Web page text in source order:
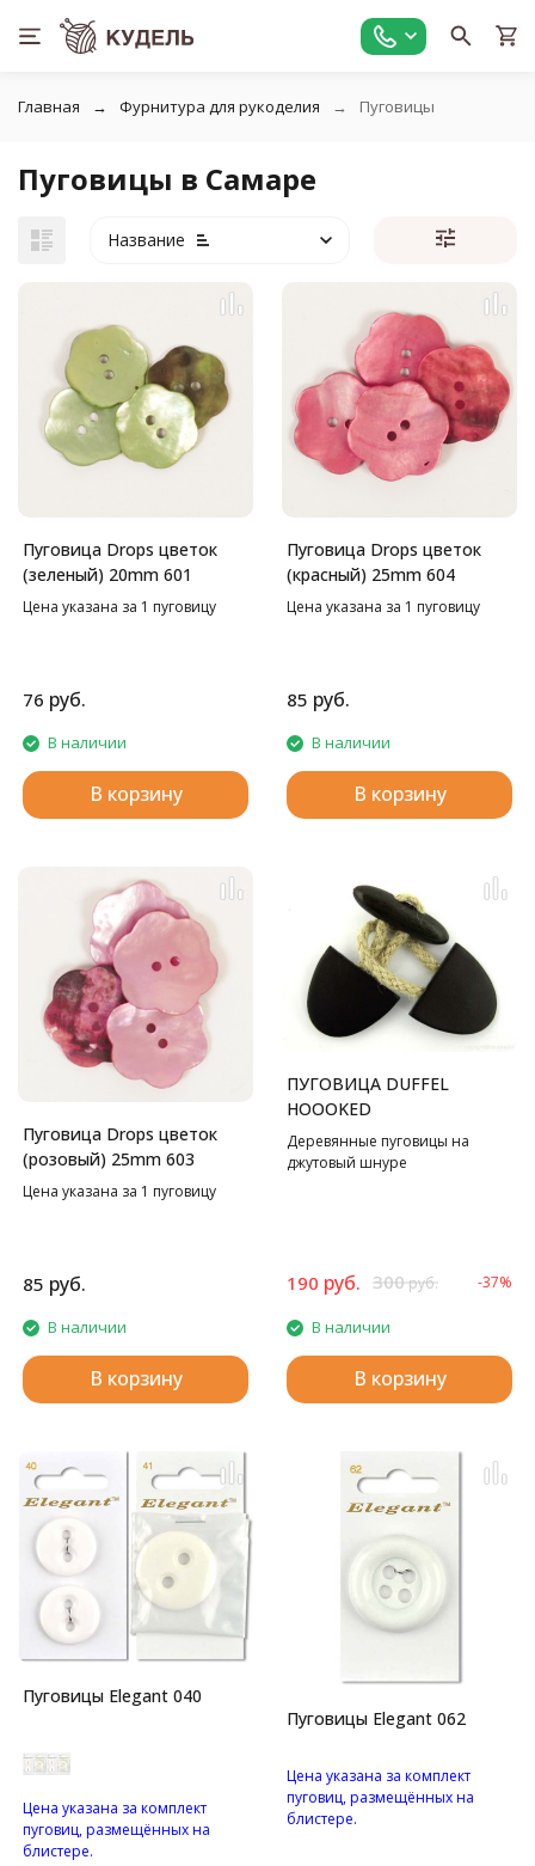
Главная Фурнитура для рукоделия Пуговицы
Пуговицы в Самаре
Название
Пуговица Drops цветок
(зеленый) 20mm 601
Цена указана за 1 пуговицу
76 руб.
В наличии
В корзину
Пуговица Drops цветок
(красный) 25mm 604
Цена указана за 1 пуговицу
85 руб.
В наличии
В корзину
Пуговица Drops цветок
(розовый) 25mm 603
Цена указана за 1 пуговицу
85 руб.
В наличии
В корзину
ПУГОВИЦА DUFFEL
HOOOKED
Деревянные пуговицы на
джутовый шнуре
190 руб. 300руб. -37%
В наличии
В корзину
Пуговицы Elegant 040
Цена указана за комплект
пуговиц, размещённых на
блистере.
Пуговицы Elegant 062
Цена указана за комплект
пуговиц, размещённых на
блистере.